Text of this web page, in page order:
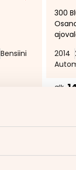
Bensiini
300
2014
alk.